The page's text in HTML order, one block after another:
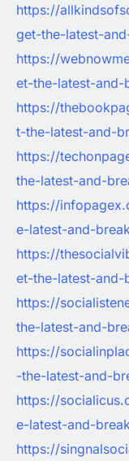
https://
get-the-latest-
https://
et-the-latest-and-
https://
t-the-latest-and-
https://
the-latest-and-
https://
e-latest-and-
https://
et-the-latest-and-
https://
the-latest-and-
https://
-the-latest-and-
https://
e-latest-and-
https://